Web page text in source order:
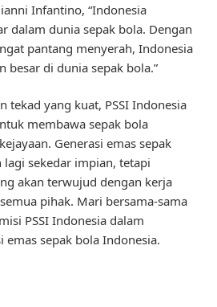
Infantino, “Indonesia
dalam dunia sepak bola. Dengan
pantang menyerah, Indonesia
besar di dunia sepak bola.”
tekad yang kuat, PSSI Indonesia
membawa sepak bola
Generasi emas sepak
sekedar impian, tetapi
akan terwujud dengan kerja
pihak. Mari bersama-sama
PSSI Indonesia dalam
emas sepak bola Indonesia.